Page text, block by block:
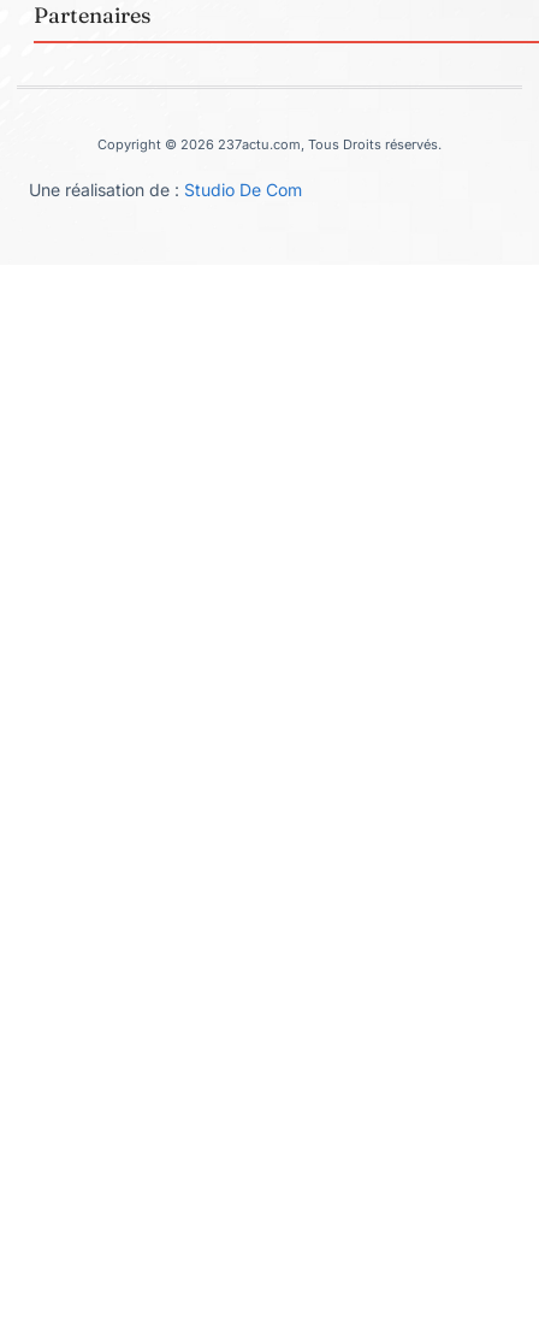
Partenaires
Copyright © 2026 237actu.com, Tous Droits réservés.
Une réalisation de : Studio De Com